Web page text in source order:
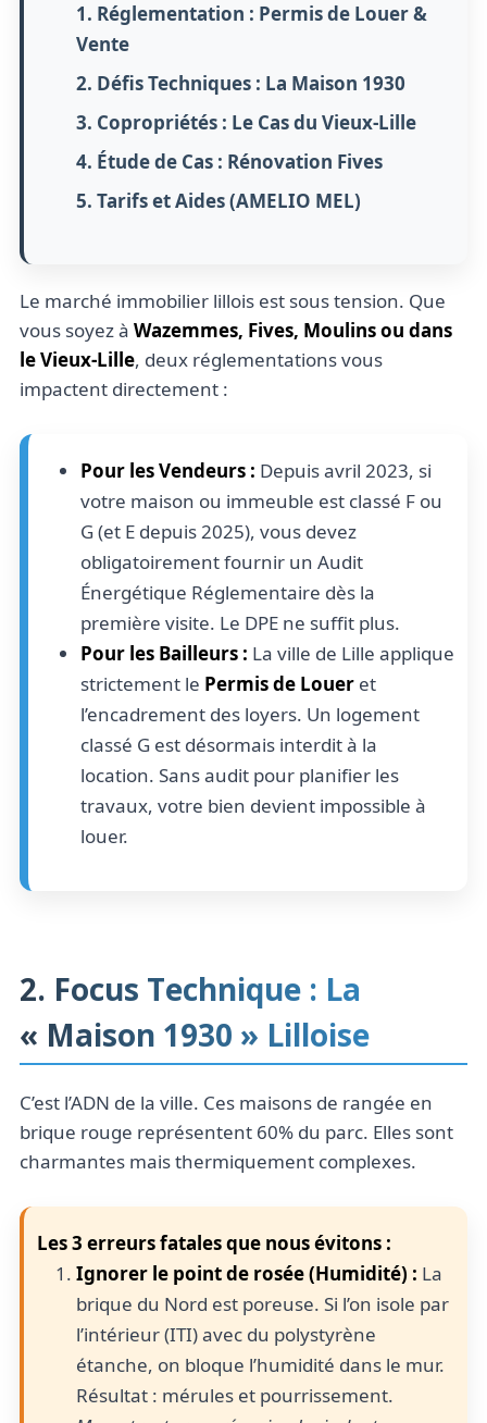
1. Réglementation : Permis de Louer &
Vente
2. Défis Techniques : La Maison 1930
3. Copropriétés : Le Cas du Vieux-Lille
4. Étude de Cas : Rénovation Fives
5. Tarifs et Aides (AMELIO MEL)
Le marché immobilier lillois est sous tension. Que
vous soyez à Wazemmes, Fives, Moulins ou dans
le Vieux-Lille, deux réglementations vous
impactent directement :
Pour les Vendeurs : Depuis avril 2023, si
votre maison ou immeuble est classé F ou
G (et E depuis 2025), vous devez
obligatoirement fournir un Audit
Énergétique Réglementaire dès la
première visite. Le DPE ne suffit plus.
Pour les Bailleurs : La ville de Lille applique
strictement le Permis de Louer et
l’encadrement des loyers. Un logement
classé G est désormais interdit à la
location. Sans audit pour planifier les
travaux, votre bien devient impossible à
louer.
2. Focus Technique : La
« Maison 1930 » Lilloise
C’est l’ADN de la ville. Ces maisons de rangée en
brique rouge représentent 60% du parc. Elles sont
charmantes mais thermiquement complexes.
Les 3 erreurs fatales que nous évitons :
Ignorer le point de rosée (Humidité) : La
brique du Nord est poreuse. Si l’on isole par
l’intérieur (ITI) avec du polystyrène
étanche, on bloque l’humidité dans le mur.
Résultat : mérules et pourrissement.